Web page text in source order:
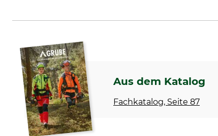
Aus dem Katalog
Fachkatalog, Seite 87